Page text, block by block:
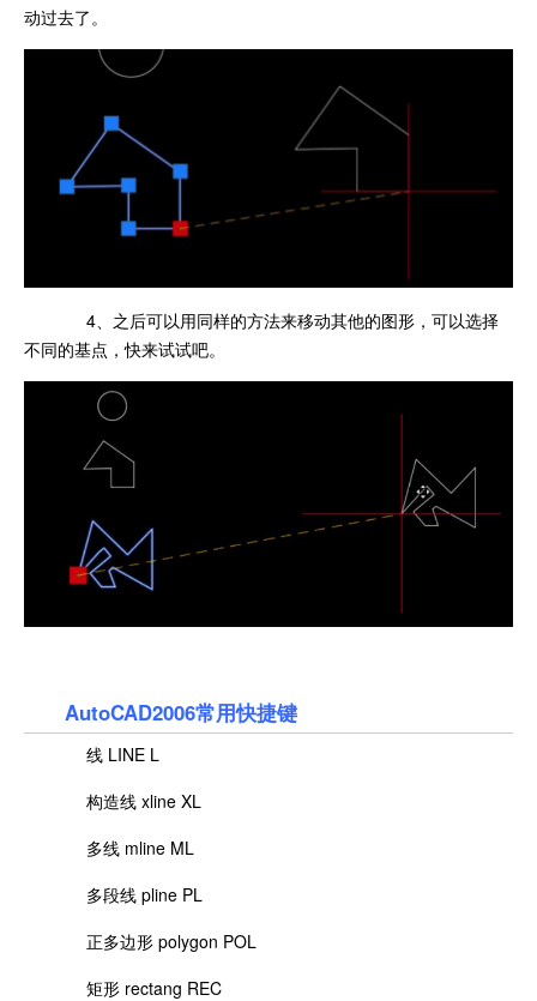
动过去了。
4、之后可以用同样的方法来移动其他的图形，可以选择
不同的基点，快来试试吧。
AutoCAD2006常用快捷键
线 LINE L
构造线 xline XL
多线 mline ML
多段线 pline PL
正多边形 polygon POL
矩形 rectang REC